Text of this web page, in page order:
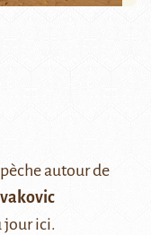
autour de
jourici.